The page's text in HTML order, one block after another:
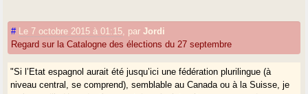
inclus, à faire l’austérité à l’échelle régionale. A ce moment, pour le
gouvernement Mas et pour CDC (catalaniste de droite) il n’y avait que le
choix : ou bien assumer la responsabilité propre pour la politique du
les ha imposat el govern de Rajoy", com ara diu en Mas), ou bien partir
dans la fuite en avant et forger une alliance avec l’opposition
# Le 7 octobre 2015 à 01:15, parJordi
Regard sur la Catalogne des élections du 27 septembre
"Si l’Etat espagnol aurait été jusqu’ici une fédération plurilingue (à
niveau central, se comprend), semblable au Canada ou à la Suisse, je